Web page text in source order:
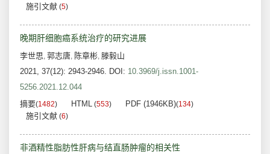
施引文献 (5)
晚期肝细胞癌系统治疗的研究进展
李世思, 郭志唐, 陈章彬, 滕毅山
2021, 37(12): 2943-2946. DOI: 10.3969/j.issn.1001-
5256.2021.12.044
摘要(1482) HTML (553) PDF (1946KB)(134)
施引文献 (6)
非酒精性脂肪性肝病与结直肠肿瘤的相关性